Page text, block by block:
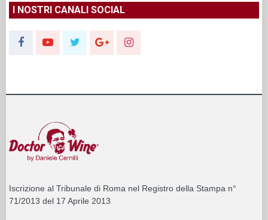
I NOSTRI CANALI SOCIAL
Iscrizione al Tribunale di Roma nel Registro della Stampa n°
71/2013 del 17 Aprile 2013